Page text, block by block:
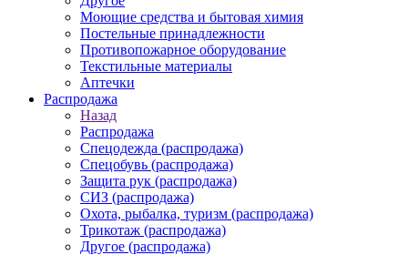
Моющие средства и бытовая химия
Постельные принадлежности
Противопожарное оборудование
Текстильные материалы
Аптечки
Распродажа
Назад
Распродажа
Спецодежда (распродажа)
Спецобувь (распродажа)
Защита рук (распродажа)
СИЗ (распродажа)
Охота, рыбалка, туризм (распродажа)
Трикотаж (распродажа)
Другое (распродажа)